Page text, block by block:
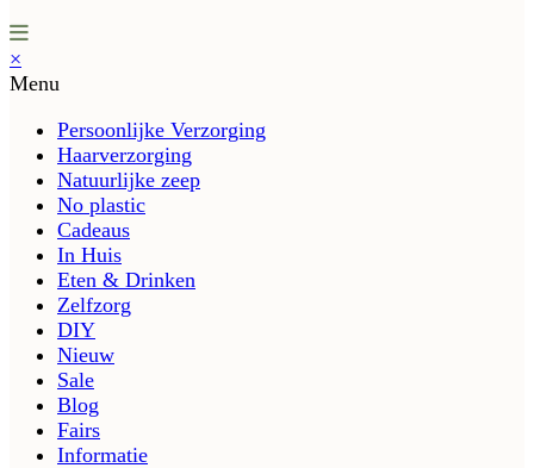
×
Menu
Persoonlijke Verzorging
Haarverzorging
Natuurlijke zeep
No plastic
Cadeaus
In Huis
Eten & Drinken
Zelfzorg
DIY
Nieuw
Sale
Blog
Fairs
Informatie